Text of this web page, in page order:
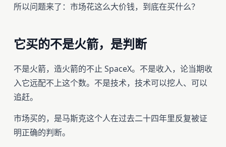
所以问题来了：市场花这么大价钱，到底在买什么？
它买的不是火箭，是判断
不是火箭，造火箭的不止 SpaceX。不是收入，论当期收
入它远配不上这个数。不是技术，技术可以挖人、可以
追赶。
市场买的，是马斯克这个人在过去二十四年里反复被证
明正确的判断。